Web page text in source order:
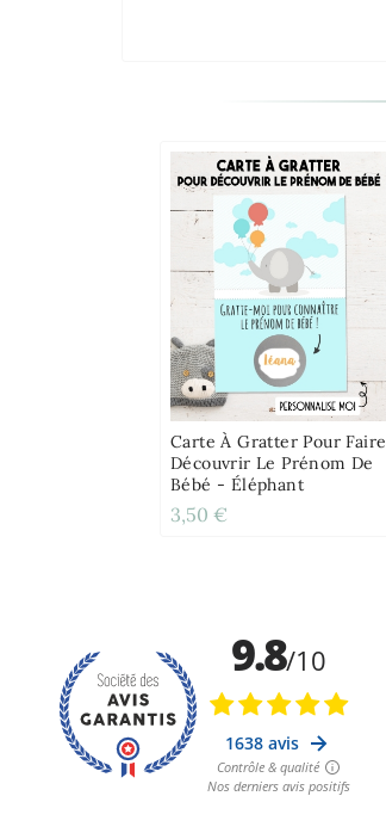
Carte À Gratter Pour Faire
Découvrir Le Prénom De
Bébé - Éléphant
3,50 €